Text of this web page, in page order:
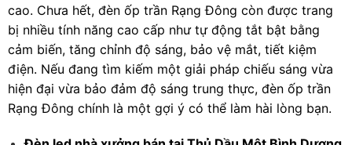
cao. Chưa hết, đèn ốp trần Rạng Đông còn được trang
bị nhiều tính năng cao cấp như tự động tắt bật bằng
cảm biến, tăng chỉnh độ sáng, bảo vệ mắt, tiết kiệm
điện. Nếu đang tìm kiếm một giải pháp chiếu sáng vừa
hiện đại vừa bảo đảm độ sáng trung thực, đèn ốp trần
Rạng Đông chính là một gợi ý có thể làm hài lòng bạn.